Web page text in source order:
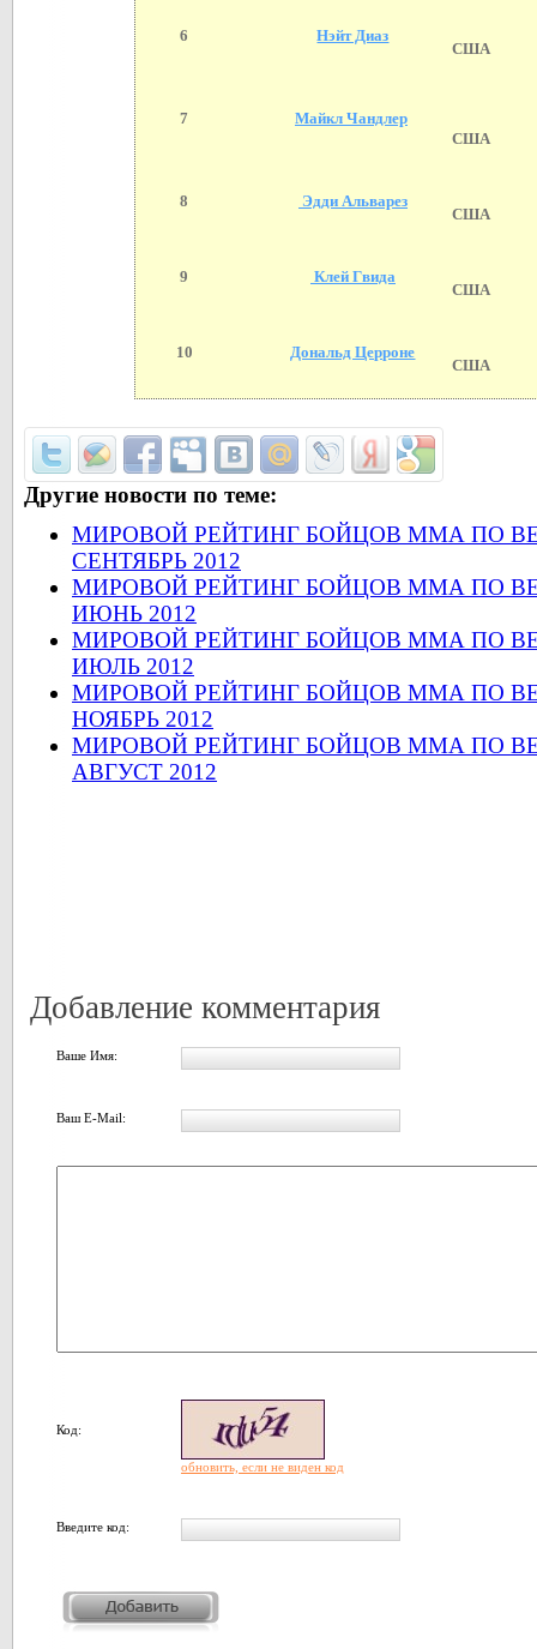
6 Нэйт Диаз
США
7
Майкл Чандлер
США
8 Эдди Альварез
США
9 Клей Гвида
США
10 Дональд Церроне
США
Другие новости по теме:
МИРОВОЙ РЕЙТИНГ БОЙЦОВ ММА ПО
СЕНТЯБРЬ 2012
МИРОВОЙ РЕЙТИНГ БОЙЦОВ ММА ПО
ИЮНЬ 2012
МИРОВОЙ РЕЙТИНГ БОЙЦОВ ММА ПО
ИЮЛЬ 2012
МИРОВОЙ РЕЙТИНГ БОЙЦОВ ММА ПО
НОЯБРЬ 2012
МИРОВОЙ РЕЙТИНГ БОЙЦОВ ММА ПО
АВГУСТ 2012
Добавление комментария
Ваше Имя:
Ваш E-Mail:
Код:
обновить, если не виден код
Введите код: